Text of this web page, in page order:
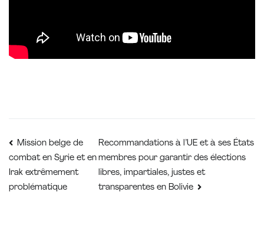
Navigation
de
l’article
Mission belge de
combat en Syrie et en
Irak extrêmement
problématique
Recommandations à l’UE et à ses États
membres pour garantir des élections
libres, impartiales, justes et
transparentes en Bolivie